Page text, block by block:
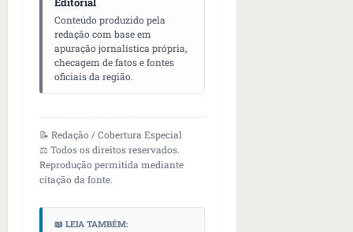
Conteúdo produzido pela
redação com base em
apuração jornalística própria,
checagem de fatos e fontes
oficiais da região.
📝 Redação / Cobertura Especial
⚖️ Todos os direitos reservados.
Reprodução permitida mediante
citação da fonte.
📖 LEIA TAMBÉM: